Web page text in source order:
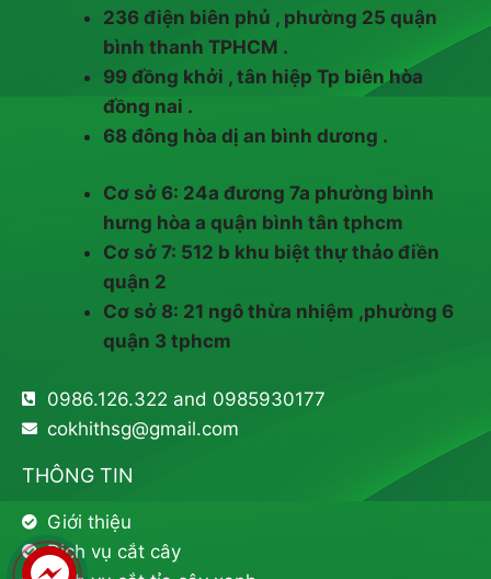
236 điện biên phủ , phường 25 quận
bình thanh TPHCM .
99 đồng khởi , tân hiệp Tp biên hòa
đồng nai .
68 đông hòa dị an bình dương .
Cơ sở 6: 24a đương 7a phường bình
hưng hòa a quận bình tân tphcm
Cơ sở 7: 512 b khu biệt thự thảo điền
quận 2
Cơ sở 8: 21 ngô thừa nhiệm ,phường 6
quận 3 tphcm
0986.126.322 and 0985930177
cokhithsg@gmail.com
THÔNG TIN
Giới thiệu
Dịch vụ cắt cây